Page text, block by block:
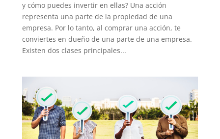
y cómo puedes invertir en ellas? Una acción
representa una parte de la propiedad de una
empresa. Por lo tanto, al comprar una acción, te
conviertes en dueño de una parte de una empresa.
Existen dos clases principales...